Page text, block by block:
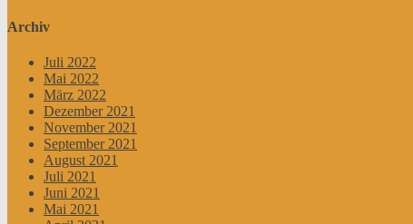
Archiv
Juli 2022
Mai 2022
März 2022
Dezember 2021
November 2021
September 2021
August 2021
Juli 2021
Juni 2021
Mai 2021